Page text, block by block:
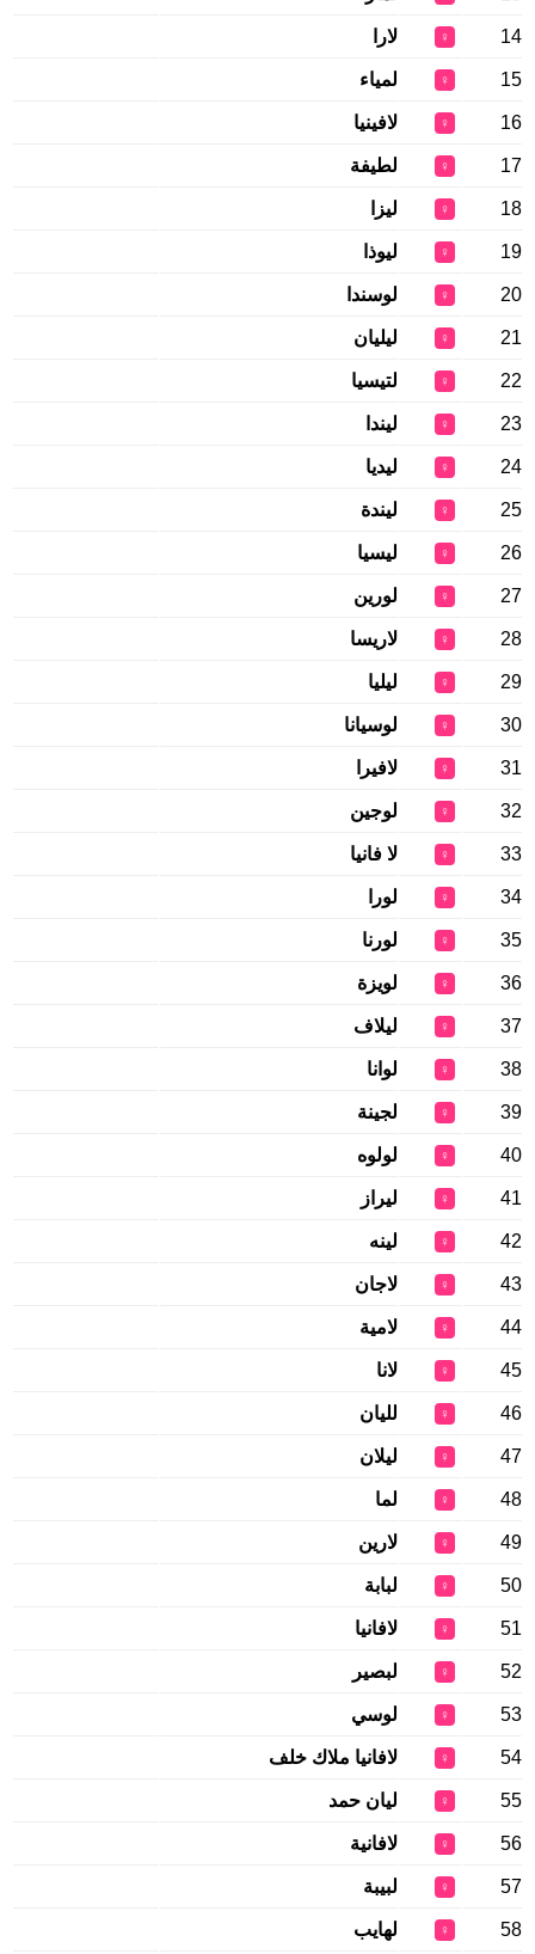
14
♀ لارا
15
♀ لمياء
16
♀ لافينيا
17
♀ لطيفة
18
♀ ليزا
19
♀ ليوذا
20
♀ لوسندا
21
♀ ليليان
22
♀ لتيسيا
23
♀ ليندا
24
♀ ليديا
25
♀ ليندة
26
♀ ليسيا
27
♀ لورين
28
♀ لاريسا
29
♀ ليليا
30
♀ لوسيانا
31
♀ لافيرا
32
♀ لوجين
33
♀ لا فانيا
34
♀ لورا
35
♀ لورنا
36
♀ لويزة
37
♀ ليلاف
38
♀ لوانا
39
♀ لجينة
40
♀ لولوه
41
♀ ليراز
42
♀ لينه
43
♀ لاجان
44
♀ لامية
45
♀ لانا
46
♀ لليان
47
♀ ليلان
48
♀ لما
49
♀ لارين
50
♀ لبابة
51
♀ لافانيا
52
♀ لبصير
53
♀ لوسي
54
♀ لافانيا ملاك خلف
55
♀ ليان حمد
56
♀ لافانية
57
♀ لبيبة
58
♀ لهايب